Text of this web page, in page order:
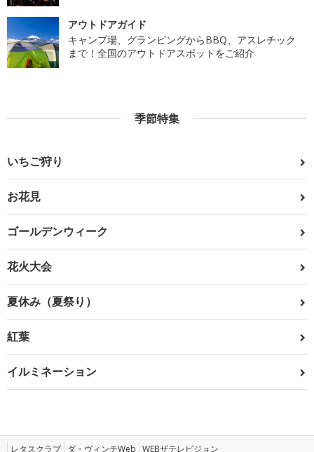
アウトドアガイド
キャンプ場、グランピングからBBQ、アスレチック
まで！全国のアウトドアスポットをご紹介
季節特集
いちご狩り
お花見
ゴールデンウィーク
花火大会
夏休み（夏祭り）
紅葉
イルミネーション
レタスクラブ ダ・ヴィンチWeb WEBザテレビジョン